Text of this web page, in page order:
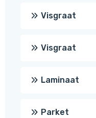
Visgraat
Visgraat
Laminaat
Parket